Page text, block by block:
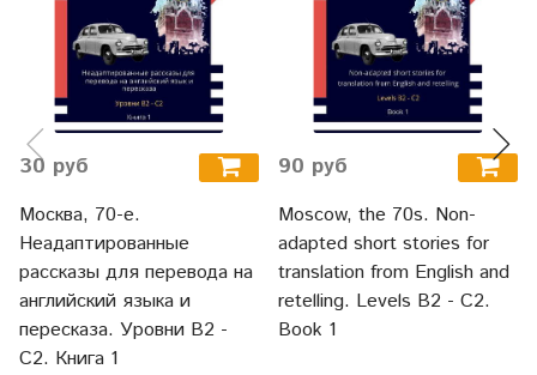
30 руб
Москва, 70-е.
Неадаптированные
рассказы для перевода на
английский языка и
пересказа. Уровни В2 -
С2. Книга 1
90 руб
Moscow, the 70s. Non-
adapted short stories for
translation from English and
retelling. Levels B2 - C2.
Book 1